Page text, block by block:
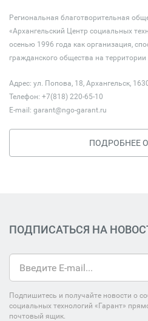
Региональная благотворительная
«Архангельский Центр социальных
осенью 1996 года как организация,
гражданского общества на
Адрес: ул. Попова, 18, Архангельск,
Телефон: +7(818) 220-65-10
E-mail: garant@ngo-garant.ru
ПОДРОБНЕЕ
ПОДПИСАТЬСЯ НА
Подпишитесь и получайте новости о
социальных технологий «Гарант»
почтовый ящик.